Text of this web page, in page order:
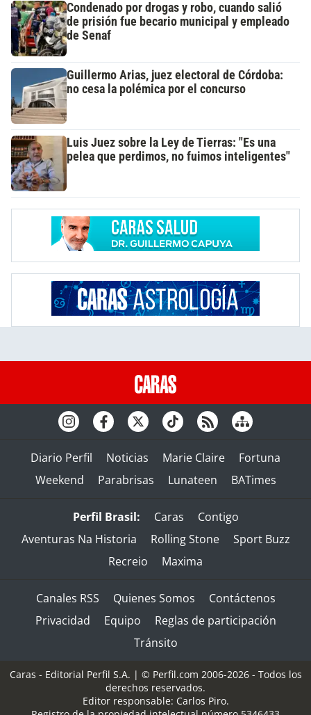
Condenado por drogas y robo, cuando salió
de prisión fue becario municipal y empleado
de Senaf
Guillermo Arias, juez electoral de Córdoba:
no cesa la polémica por el concurso
Luis Juez sobre la Ley de Tierras: "Es una
pelea que perdimos, no fuimos inteligentes"
Diario Perfil Noticias Marie Claire
Fortuna
Weekend
Parabrisas Lunateen BATimes
Perfil Brasil: Caras
Contigo
Aventuras Na Historia
Rolling Stone
Sport Buzz
Recreio
Maxima
Canales RSS Quienes Somos
Contáctenos
Privacidad
Equipo
Reglas de participación
Tránsito
Caras - Editorial Perfil S.A. | © Perfil.com 2006-2026 - Todos los
derechos reservados.
Editor responsable: Carlos Piro.